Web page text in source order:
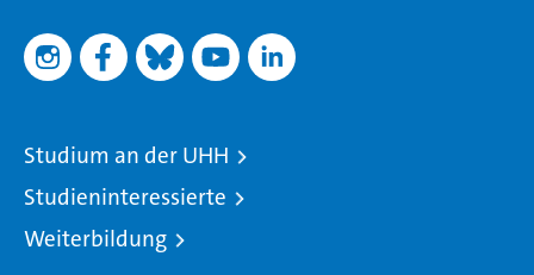
Studium an der UHH
Studieninteressierte
Weiterbildung